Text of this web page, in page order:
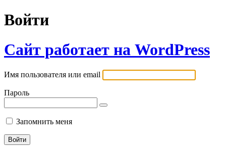
Войти
Сайт работает на WordPress
Имя пользователя или email
Пароль
Запомнить меня